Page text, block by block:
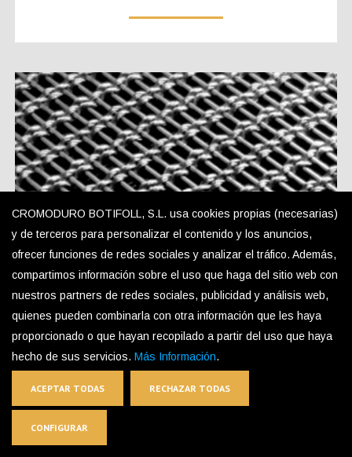
TEX-S1 Decorative Mesh
CROMODURO BOTIFOLL, S.L. usa cookies propias (necesarias)
y de terceros para personalizar el contenido y los anuncios,
ofrecer funciones de redes sociales y analizar el tráfico. Además,
compartimos información sobre el uso que haga del sitio web con
nuestros partners de redes sociales, publicidad y análisis web,
quienes pueden combinarla con otra información que les haya
proporcionado o que hayan recopilado a partir del uso que haya
hecho de sus servicios. Más Información.
ACEPTAR TODAS RECHAZAR TODAS
CONFIGURAR